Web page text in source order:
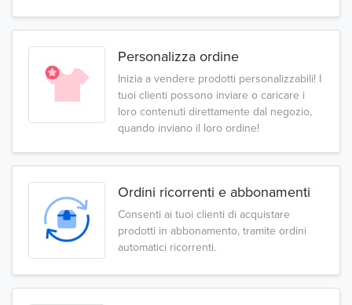
Personalizza ordine
Inizia a vendere prodotti personalizzabili! I
tuoi clienti possono inviare o caricare i
loro contenuti direttamente dal negozio,
quando inviano il loro ordine!
Ordini ricorrenti e abbonamenti
Consenti ai tuoi clienti di acquistare
prodotti in abbonamento, tramite ordini
automatici ricorrenti.